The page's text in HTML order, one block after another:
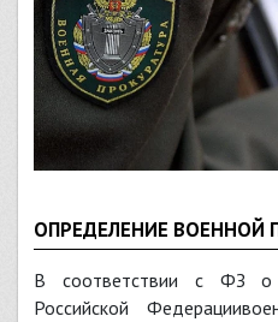
ОПРЕДЕЛЕНИЕ ВОЕННОЙ
В соответствии с ФЗ о
Российской